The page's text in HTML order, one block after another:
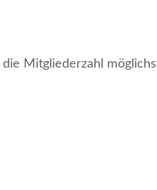
Mitgliederzahl